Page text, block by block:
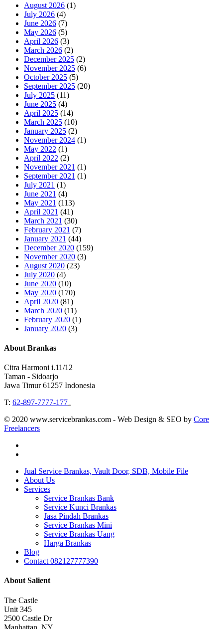
August 2026 (1)
July 2026 (4)
June 2026 (7)
May 2026 (5)
April 2026 (3)
March 2026 (2)
December 2025 (2)
November 2025 (6)
October 2025 (5)
September 2025 (20)
July 2025 (11)
June 2025 (4)
April 2025 (14)
March 2025 (10)
January 2025 (2)
November 2024 (1)
May 2022 (1)
April 2022 (2)
November 2021 (1)
September 2021 (1)
July 2021 (1)
June 2021 (4)
May 2021 (113)
April 2021 (41)
March 2021 (30)
February 2021 (7)
January 2021 (44)
December 2020 (159)
November 2020 (3)
August 2020 (23)
July 2020 (4)
June 2020 (10)
May 2020 (170)
April 2020 (81)
March 2020 (11)
February 2020 (1)
January 2020 (3)
About Brankas
Citra Harmoni i.11/12
Taman - Sidoarjo
Jawa Timur 61257 Indonesia
T: 62-897-7777-177
© 2020 www.servicebrankas.com - Web Design & SEO by Core
Freelancers
Close
Menu
Jual Service Brankas, Vault Door, SDB, Mobile File
About Us
Services
Service Brankas Bank
Service Kunci Brankas
Jasa Pindah Brankas
Service Brankas Mini
Service Brankas Uang
Harga Brankas
Blog
Contact 082127777390
About Salient
The Castle
Unit 345
2500 Castle Dr
Manhattan, NY